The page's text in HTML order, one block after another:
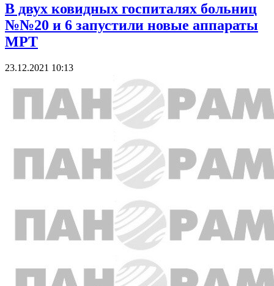
В двух ковидных госпиталях больниц
№№20 и 6 запустили новые аппараты
МРТ
23.12.2021 10:13